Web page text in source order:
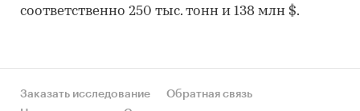
соответственно 250 тыс. тонн и 138 млн $.
Заказать исследование
Обратная связь